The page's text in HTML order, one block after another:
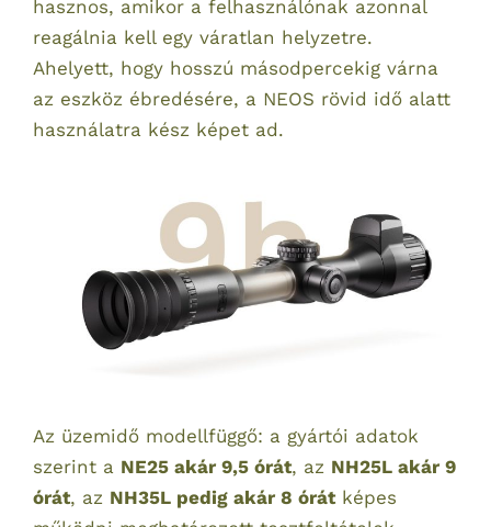
hasznos, amikor a felhasználónak azonnal
reagálnia kell egy váratlan helyzetre.
Ahelyett, hogy hosszú másodpercekig várna
az eszköz ébredésére, a NEOS rövid idő alatt
használatra kész képet ad.
Az üzemidő modellfüggő: a gyártói adatok
szerint a NE25 akár 9,5 órát, az NH25L akár 9
órát, az NH35L pedig akár 8 órátképes